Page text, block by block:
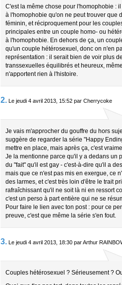
C'est la même chose pour l'homophobie :
à l'homophobie qu'on ne peut trouver que
féminin, et réciproquement pour les
principales entre un couple homo- ou
à l'homophobie. En dehors de ça, un
qu'un couple hétérosexuel, donc on n'en
représentation : il serait bien de voir plus
transsexuelles équilibrés et heureux,
n'apportent rien à l'histoire.
2. Le jeudi 4 avril 2013, 15:52 par Cherrycoke
Je vais m'approcher du gouffre du hors
suggère de regarder la série "Happy
mettre en place, mais après ça, c'est
Je la mentionne parce qu'il y a dedans un
du "fait" qu'il est gay - c'est-à-dire qu'il a
mais que ce n'est pas mis en exergue, ce
des larmes, et c'est très loin d'être le trait
rafraîchissant qu'il ne soit là ni en ressort
c'est un perso à part entière qui ne se
Pour faire le lien avec ton post : pour ce
preuve, c'est que même la série s'en fout.
3. Le jeudi 4 avril 2013, 18:30 par Arthur
Couples hétérosexuel ? Sérieusement ?